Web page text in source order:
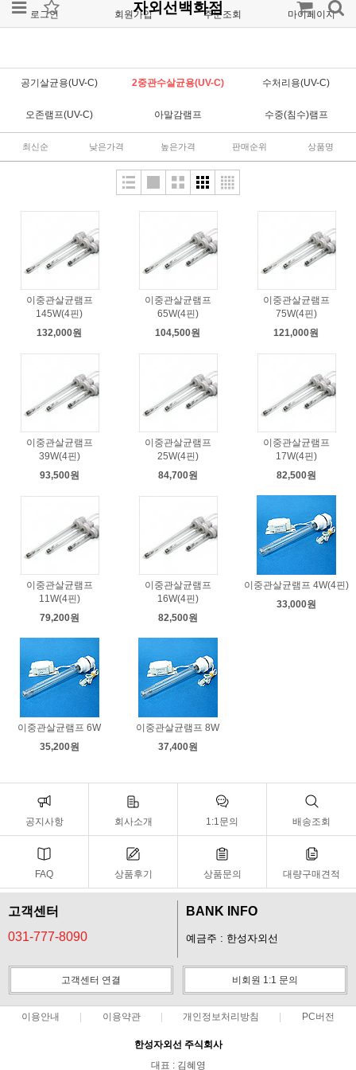
로그인 회원가입 주문조회 마이페이지
자외선백화점
공기살균용(UV-C) 2중관수살균용(UV-C) 수처리용(UV-C)
오존램프(UV-C) 아말감램프 수중(침수)램프
최신순 낮은가격 높은가격 판매순위 상품명
이중관살균램프
145W(4핀)
132,000원
이중관살균램프
65W(4핀)
104,500원
이중관살균램프
75W(4핀)
121,000원
이중관살균램프
39W(4핀)
93,500원
이중관살균램프
25W(4핀)
84,700원
이중관살균램프
17W(4핀)
82,500원
이중관살균램프
11W(4핀)
79,200원
이중관살균램프
16W(4핀)
82,500원
이중관살균램프 4W(4핀)
33,000원
이중관살균램프 6W
35,200원
이중관살균램프 8W
37,400원
공지사항 회사소개 1:1문의 배송조회
FAQ 상품후기 상품문의 대량구매견적
고객센터
031-777-8090
BANK INFO
예금주 : 한성자외선
고객센터 연결 비회원 1:1 문의
이용안내 이용약관 개인정보처리방침 PC버전
한성자외선 주식회사
대표 : 김혜영